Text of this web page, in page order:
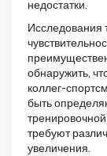
недостатки.
Исследования
обнаружить,
коллег-
быть
требуют
увеличения.